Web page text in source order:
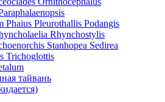
Phaius Pleurothallis Podangis
Rhynchostylis
Stanhopea Sedirea
Trichoglottis
тайвань